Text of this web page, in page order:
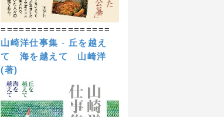
==================
山崎洋仕事集 - 丘を越え
て 海を越えて
山崎洋
(著)